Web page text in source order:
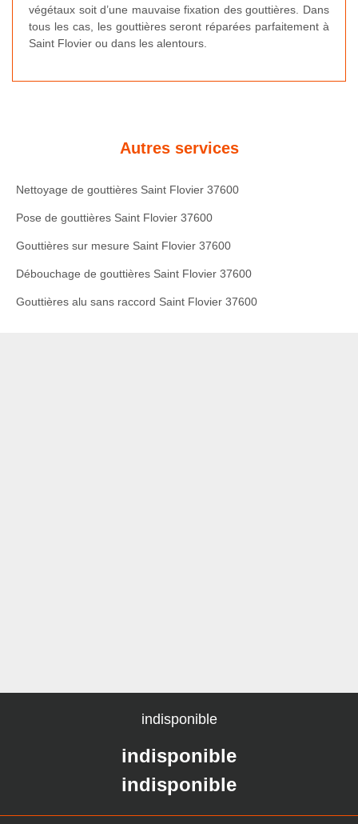
végétaux soit d’une mauvaise fixation des gouttières. Dans
tous les cas, les gouttières seront réparées parfaitement à
Saint Flovier ou dans les alentours.
Autres services
Nettoyage de gouttières Saint Flovier 37600
Pose de gouttières Saint Flovier 37600
Gouttières sur mesure Saint Flovier 37600
Débouchage de gouttières Saint Flovier 37600
Gouttières alu sans raccord Saint Flovier 37600
indisponible
indisponible
indisponible